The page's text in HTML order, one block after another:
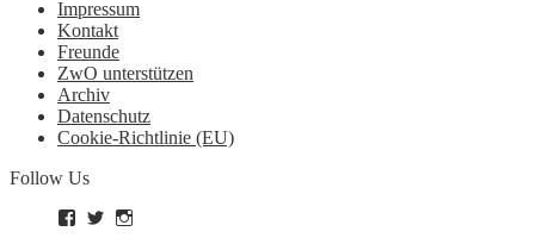
Impressum
Kontakt
Freunde
ZwO unterstützen
Archiv
Datenschutz
Cookie-Richtlinie (EU)
Follow Us
ProfilProfil